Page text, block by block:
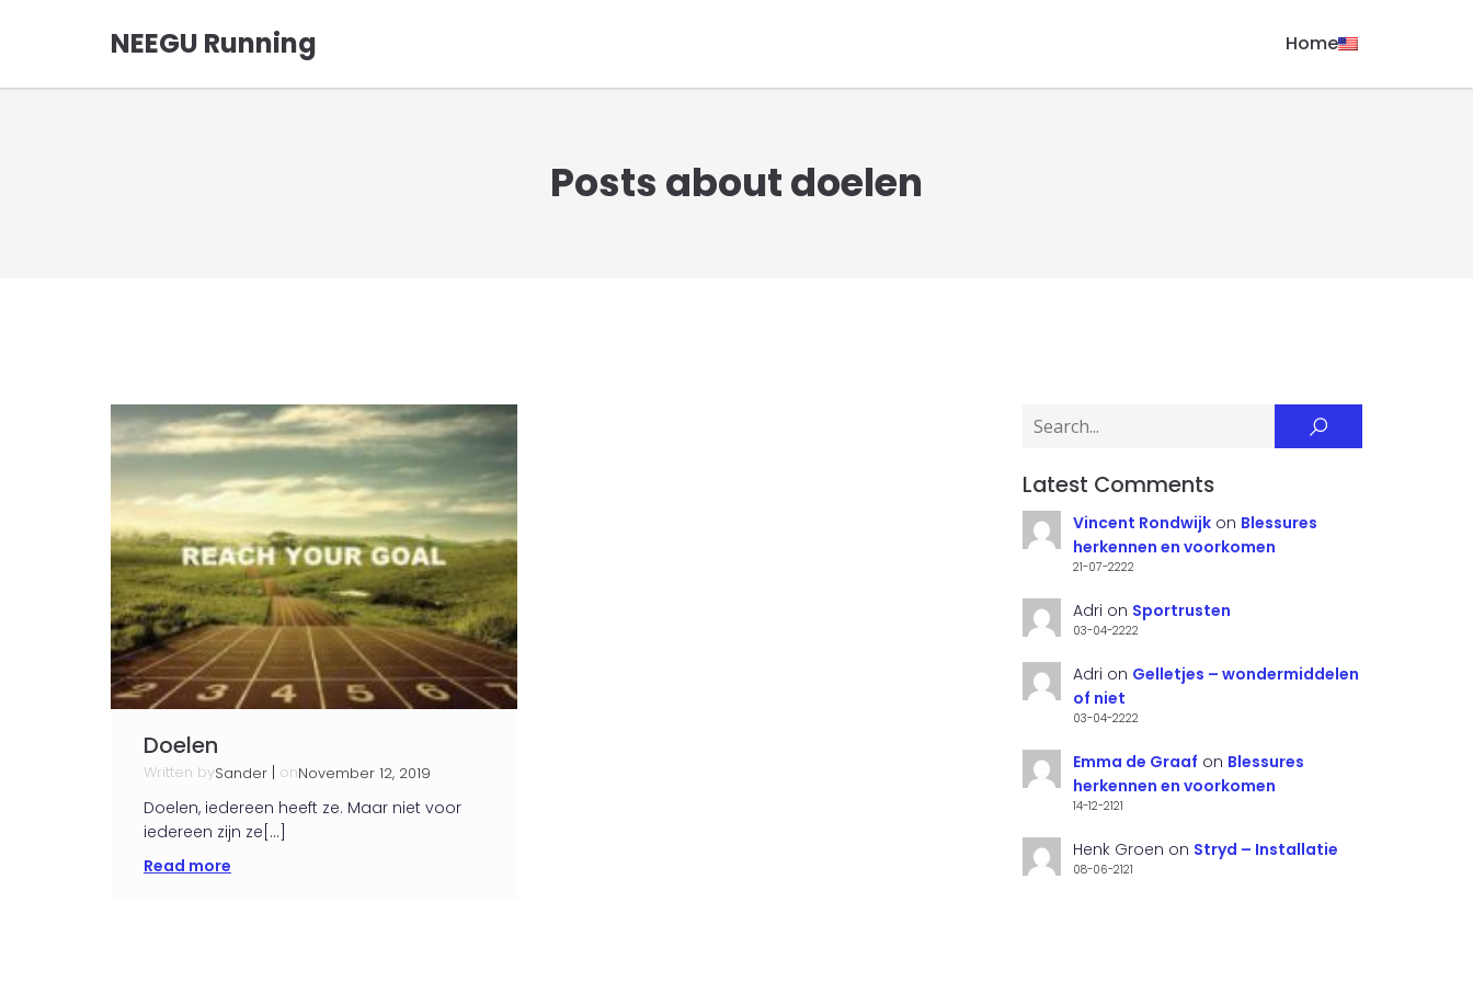
NEEGU Running Home
Posts about doelen
Doelen
Written bySander onNovember 12, 2019
Doelen, iedereen heeft ze. Maar niet voor
iedereen zijn ze[…]
Read more
Latest Comments
Vincent Rondwijkon Blessures
herkennen en voorkomen
21-07-2222
Adri on Sportrusten
03-04-2222
Adri on Gelletjes – wondermiddelen
of niet
03-04-2222
Emma de Graaf on Blessures
herkennen en voorkomen
14-12-2121
Henk Groen on Stryd – Installatie
08-06-2121